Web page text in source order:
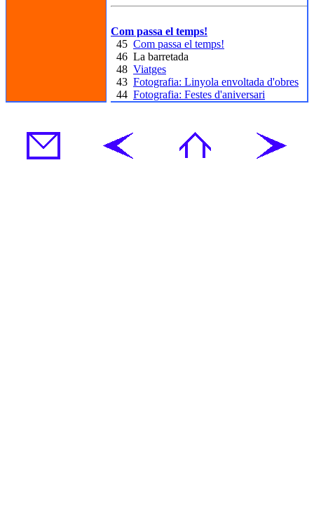
Com passa el temps!
45 Com passa el temps!
46 La barretada
48 Viatges
43 Fotografia: Linyola envoltada d'obres
44 Fotografia: Festes d'aniversari